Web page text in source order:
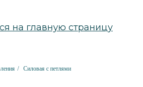
на главную страницу
/ Силовая с петлями